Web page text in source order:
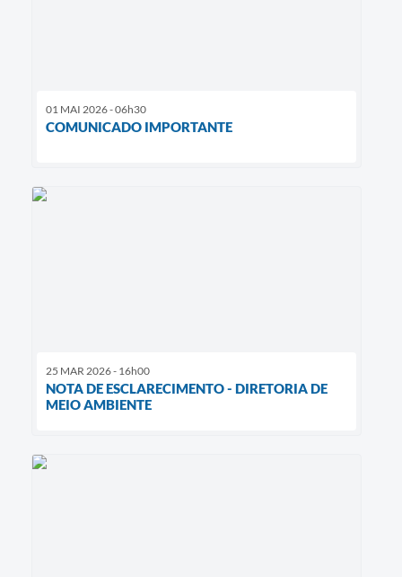
01 MAI 2026 - 06h30
COMUNICADO IMPORTANTE
25 MAR 2026 - 16h00
NOTA DE ESCLARECIMENTO - DIRETORIA DE
MEIO AMBIENTE